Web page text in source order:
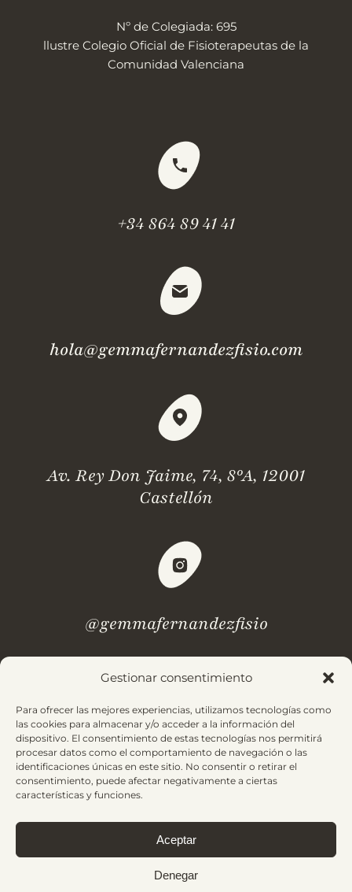
Gestionar consentimiento
Para ofrecer las mejores experiencias, utilizamos tecnologías como
las cookies para almacenar y/o acceder a la información del
dispositivo. El consentimiento de estas tecnologías nos permitirá
procesar datos como el comportamiento de navegación o las
identificaciones únicas en este sitio. No consentir o retirar el
consentimiento, puede afectar negativamente a ciertas
características y funciones.
Aceptar
Denegar
Nº de Colegiada: 695
llustre Colegio Oficial de Fisioterapeutas de la
Comunidad Valenciana
+34 864 89 41 41
hola@gemmafernandezfisio.com
Av. Rey Don Jaime, 74, 8ºA, 12001
Castellón
@gemmafernandezfisio
Aviso Legal
Política de Privacidad
Condiciones de Contratación
Política de Cookies
© 2025 Gemma Fernández. Todos los derechos reservados |
Made with
byBluefish